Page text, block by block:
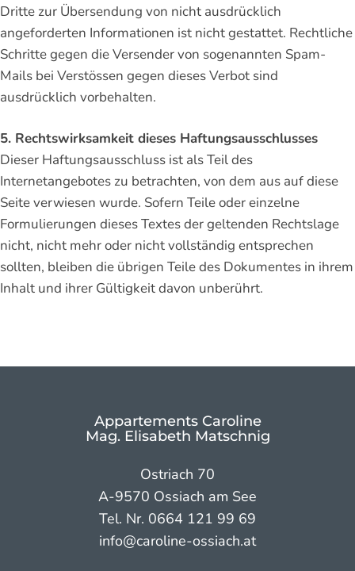
Dritte zur Übersendung von nicht ausdrücklich
angeforderten Informationen ist nicht gestattet. Rechtliche
Schritte gegen die Versender von sogenannten Spam-
Mails bei Verstössen gegen dieses Verbot sind
ausdrücklich vorbehalten.
5. Rechtswirksamkeit dieses Haftungsausschlusses
Dieser Haftungsausschluss ist als Teil des
Internetangebotes zu betrachten, von dem aus auf diese
Seite verwiesen wurde. Sofern Teile oder einzelne
Formulierungen dieses Textes der geltenden Rechtslage
nicht, nicht mehr oder nicht vollständig entsprechen
sollten, bleiben die übrigen Teile des Dokumentes in ihrem
Inhalt und ihrer Gültigkeit davon unberührt.
Appartements Caroline
Mag. Elisabeth Matschnig
Ostriach 70
A-9570 Ossiach am See
Tel. Nr. 0664 121 99 69
info@caroline-ossiach.at